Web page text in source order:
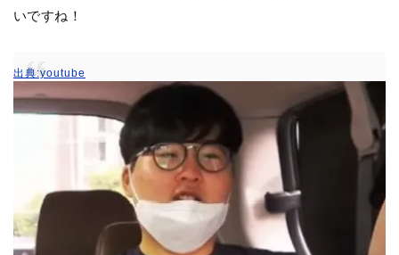
いですね！
出典:youtube